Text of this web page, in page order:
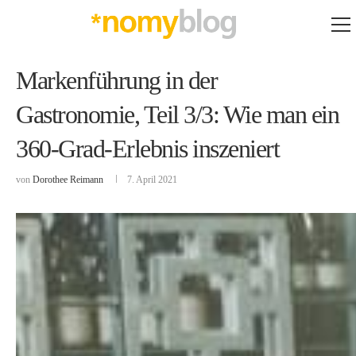
Markenführung in der
Gastronomie, Teil 3/3: Wie man ein
360-Grad-Erlebnis inszeniert
von Dorothee Reimann 7. April 2021